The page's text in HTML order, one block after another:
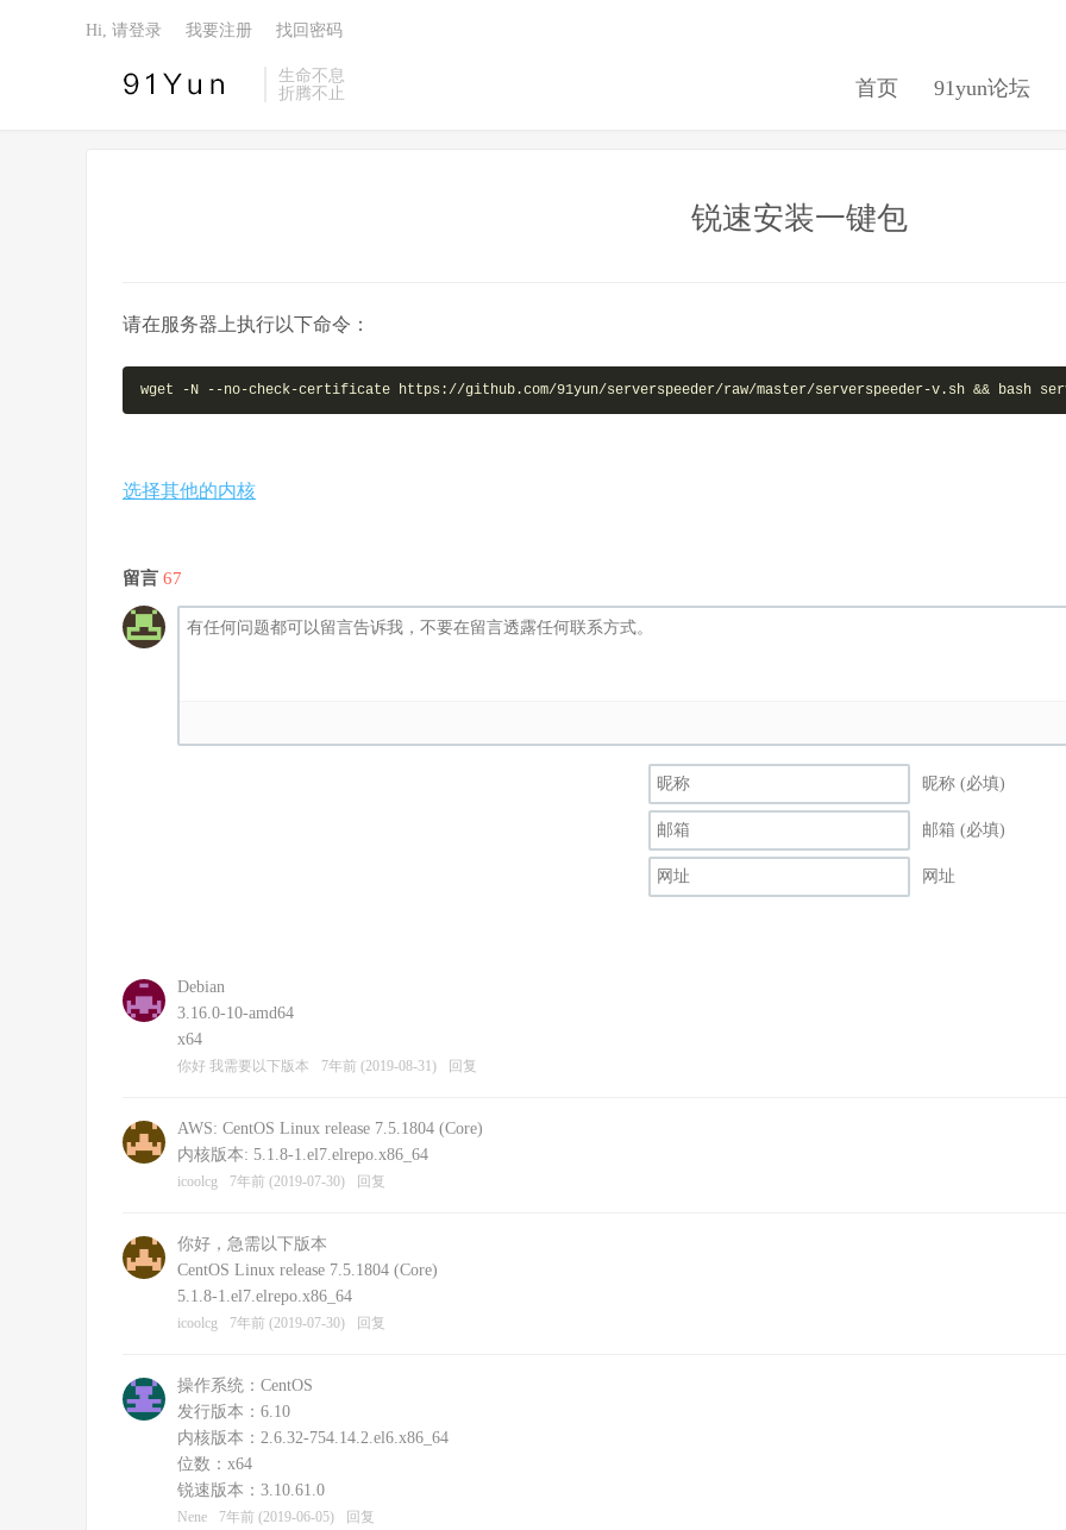
生命不息
折腾不止
首页 91yun论坛
Hi, 请登录 我要注册 找回密码
锐速安装一键包
请在服务器上执行以下命令：
wget -N --no-check-certificate https://github.com/91yun/serverspeeder/raw/master/serverspeeder-v.sh && bash
选择其他的内核
留言 67
昵称 (必填)
邮箱 (必填)
网址
Debian
3.16.0-10-amd64
x64
你好 我需要以下版本 7年前 (2019-08-31) 回复
AWS: CentOS Linux release 7.5.1804 (Core)
内核版本: 5.1.8-1.el7.elrepo.x86_64
icoolcg 7年前 (2019-07-30) 回复
你好，急需以下版本
CentOS Linux release 7.5.1804 (Core)
5.1.8-1.el7.elrepo.x86_64
icoolcg 7年前 (2019-07-30) 回复
操作系统：CentOS
发行版本：6.10
内核版本：2.6.32-754.14.2.el6.x86_64
位数：x64
锐速版本：3.10.61.0
Nene 7年前 (2019-06-05) 回复